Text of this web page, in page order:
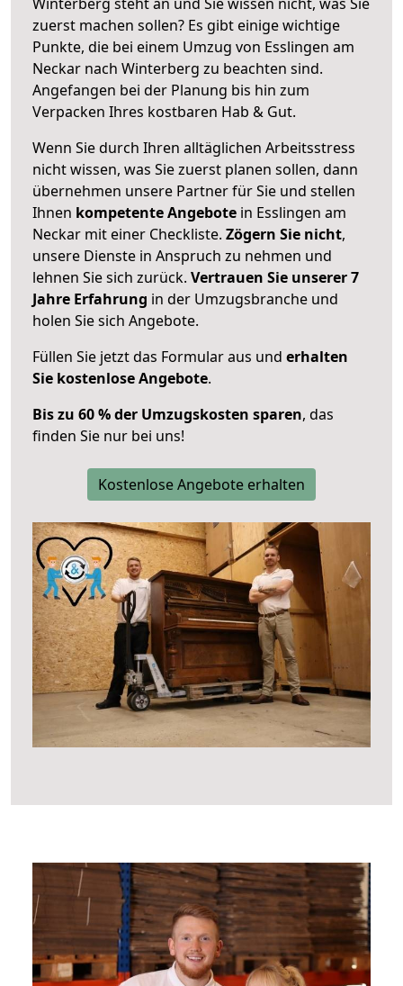
zuerst machen sollen? Es gibt einige wichtige
Punkte, die bei einem Umzug von Esslingen am
Neckar nach Winterberg zu beachten sind.
Angefangen bei der Planung bis hin zum
Verpacken Ihres kostbaren Hab & Gut.
Wenn Sie durch Ihren alltäglichen Arbeitsstress
nicht wissen, was Sie zuerst planen sollen, dann
übernehmen unsere Partner für Sie und stellen
Ihnen kompetente Angebote in Esslingen am
Neckar mit einer Checkliste. Zögern Sie nicht,
unsere Dienste in Anspruch zu nehmen und
lehnen Sie sich zurück. Vertrauen Sie unserer 7
Jahre Erfahrung in der Umzugsbranche und
holen Sie sich Angebote.
Füllen Sie jetzt das Formular aus und erhalten
Sie kostenlose Angebote.
Bis zu 60 % der Umzugskosten sparen, das
finden Sie nur bei uns!
Kostenlose Angebote erhalten